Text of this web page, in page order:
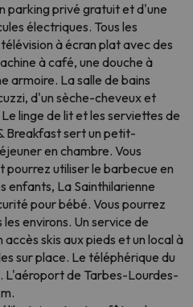
parking privé gratuit et d'une
électriques. Tous les
à écran plat avec des
à café, une douche à
armoire. La salle de bains
d'un sèche-cheveux et
linge de lit et les serviettes de
Breakfast sert un petit-
en chambre. Vous
pourrez utiliser le barbecue en
enfants, La Sainthilarienne
pour bébé. Vous pourrez
environs. Un service de
skis aux pieds et un local à
sur place. Le téléphérique du
L'aéroport de Tarbes-Lourdes-